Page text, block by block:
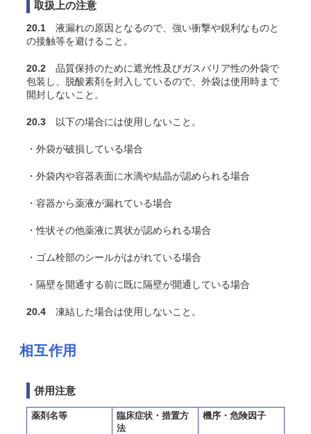
取扱上の注意
20.1 液漏れの原因となるので、強い衝撃や鋭利なものと
の接触等を避けること。
20.2 品質保持のために遮光性及びガスバリア性の外袋で
包装し、脱酸素剤を封入しているので、外袋は使用時まで
開封しないこと。
20.3 以下の場合には使用しないこと。
・外袋が破損している場合
・外袋内や容器表面に水滴や結晶が認められる場合
・容器から薬液が漏れている場合
・性状その他薬液に異状が認められる場合
・ゴム栓部のシールがはがれている場合
・隔壁を開通する前に既に隔壁が開通している場合
20.4 凍結した場合は使用しないこと。
相互作用
併用注意
薬剤名等
臨床症状・措置方
法
機序・危険因子